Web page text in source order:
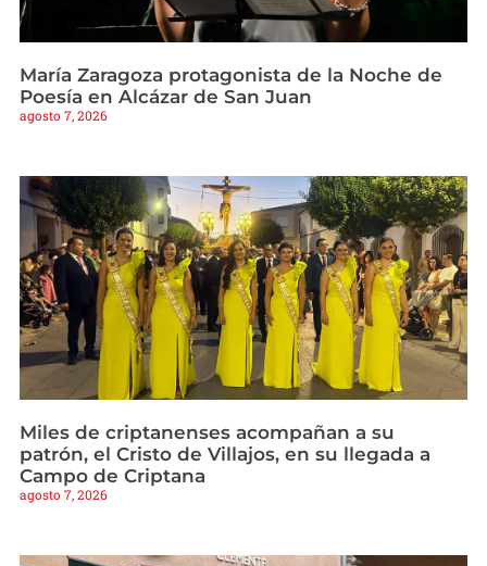
María Zaragoza protagonista de la Noche de
Poesía en Alcázar de San Juan
agosto 7, 2026
Miles de criptanenses acompañan a su
patrón, el Cristo de Villajos, en su llegada a
Campo de Criptana
agosto 7, 2026